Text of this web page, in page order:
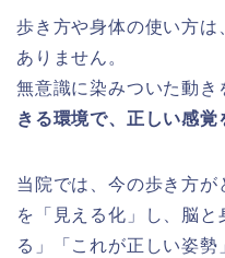
歩き方や身体の使い方は
ありません。
無意識に染みついた動き
きる環境で、正しい感覚
当院では、今の歩き方
を「見える化」し、脳
る」「これが正しい姿